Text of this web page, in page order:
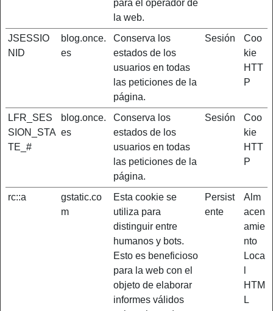
para el operador de
la web.
JSESSIO
NID
blog.once.
es
Conserva los
estados de los
usuarios en todas
las peticiones de la
página.
Sesión
Coo
kie
HTT
P
LFR_SES
SION_STA
TE_#
blog.once.
es
Conserva los
estados de los
usuarios en todas
las peticiones de la
página.
Sesión
Coo
kie
HTT
P
rc::a
gstatic.co
m
Esta cookie se
utiliza para
distinguir entre
humanos y bots.
Esto es beneficioso
para la web con el
objeto de elaborar
informes válidos
Persist
ente
Alm
acen
amie
nto
Loca
HTM
L